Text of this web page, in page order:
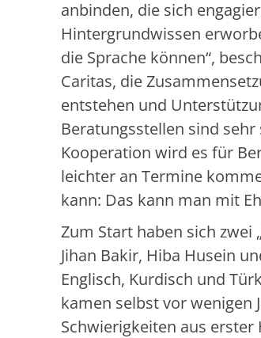
anbinden, die sich
Hintergrundwissen
die Sprache können“,
Caritas, die
entstehen und
Beratungsstellen sind
Kooperation wird es für
leichter an Termine
kann: Das kann man mit
Zum Start haben sich zwei
Jihan Bakir, Hiba Husein
Englisch, Kurdisch und
kamen selbst vor wenigen
Schwierigkeiten aus